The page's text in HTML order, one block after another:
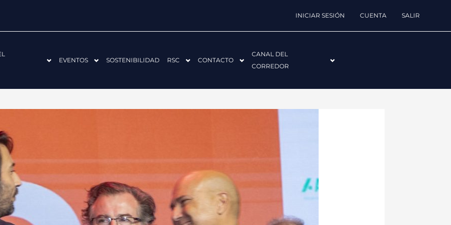
INICIAR SESIÓN CUENTA SALIR
EVENTOS SOSTENIBILIDAD RSC CONTACTO
CANAL DEL
CORREDOR